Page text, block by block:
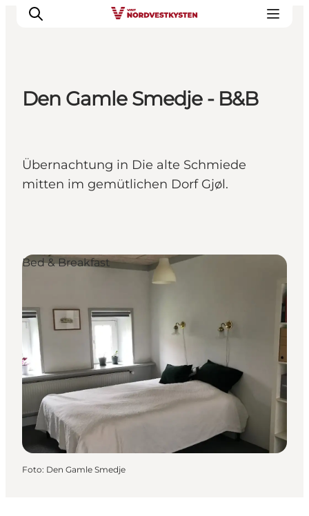
Events
Unterkunft
Mach deine Urlaubsplanung
Den Gamle Smedje - B&B
Übernachtung in Die alte Schmiede
mitten im gemütlichen Dorf Gjøl.
Bed & Breakfast
Foto: Den Gamle Smedje